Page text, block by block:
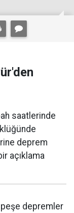
saatlerinde
deprem
açıklama
depremler